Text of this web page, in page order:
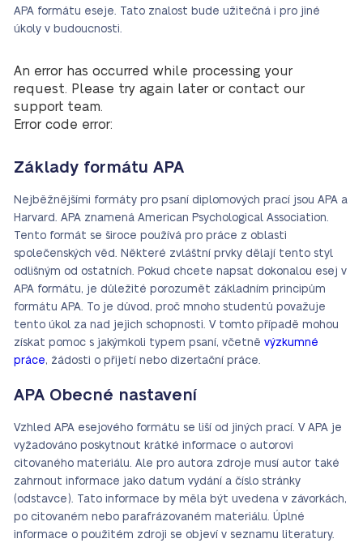
APA formátu eseje. Tato znalost bude užitečná i pro jiné
úkoly v budoucnosti.
An error has occurred while processing your
request. Please try again later or contact our
support team.
Error code error:
Základy formátu APA
Nejběžnějšími formáty pro psaní diplomových prací jsou APA a
Harvard. APA znamená American Psychological Association.
Tento formát se široce používá pro práce z oblasti
společenských věd. Některé zvláštní prvky dělají tento styl
odlišným od ostatních. Pokud chcete napsat dokonalou esej v
APA formátu, je důležité porozumět základním principům
formátu APA. To je důvod, proč mnoho studentů považuje
tento úkol za nad jejich schopnosti. V tomto případě mohou
získat pomoc s jakýmkoli typem psaní, včetně výzkumné
práce, žádosti o přijetí nebo dizertační práce.
APA Obecné nastavení
Vzhled APA esejového formátu se liší od jiných prací. V APA je
vyžadováno poskytnout krátké informace o autorovi
citovaného materiálu. Ale pro autora zdroje musí autor také
zahrnout informace jako datum vydání a číslo stránky
(odstavce). Tato informace by měla být uvedena v závorkách,
po citovaném nebo parafrázovaném materiálu. Úplné
informace o použitém zdroji se objeví v seznamu literatury.